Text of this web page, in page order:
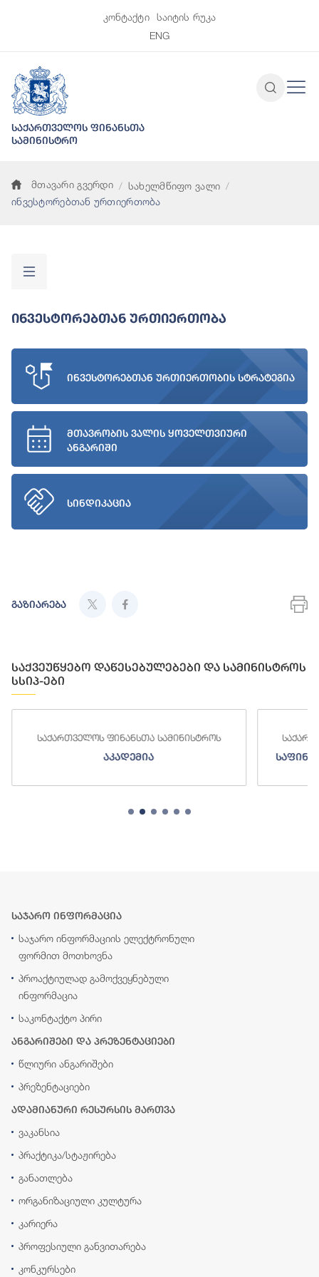
კონტაქტი
საიტის რუკა
ENG
საქართველოს ფინანსთა
სამინისტრო
მთავარი გვერდი
სახელმწიფო ვალი
ინვესტორებთან ურთიერთობა
Ინვესტორებთან Ურთიერთობა
ინვესტორებთან ურთიერთობის სტრატეგია
მთავრობის ვალის ყოველთვიური
ანგარიში
სინდიკაცია
გაზიარება
საქვეუწყებო დაწესებულებები და სამინისტროს
სსიპ-ები
საქართველოს ფინანსთა სამინისტროს
აკადემია
საჯარო ინფორმაცია
საჯარო ინფორმაციის ელექტრონული
ფორმით მოთხოვნა
პროაქტიულად გამოქვეყნებული
ინფორმაცია
საკონტაქტო პირი
ანგარიშები და პრეზენტაციები
წლიური ანგარიშები
პრეზენტაციები
ადამიანური რესურსის მართვა
ვაკანსია
პრაქტიკა/სტაჟირება
განათლება
ორგანიზაციული კულტურა
კარიერა
პროფესიული განვითარება
კონკურსები